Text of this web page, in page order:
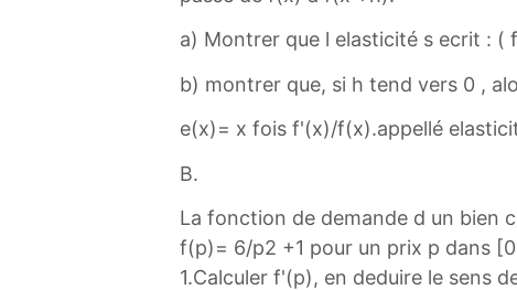
a) Montrer que l elasticité s ecrit :
b) montrer que, si h tend vers 0 ,
e(x)= x fois f'(x)/f(x).appellé
B.
La fonction de demande d un bien
f(p)= 6/p2 +1 pour un prix p dans
1.Calculer f'(p), en deduire le sens